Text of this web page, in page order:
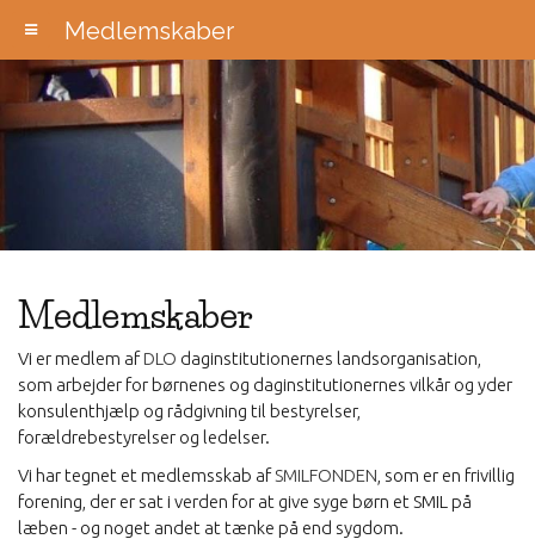
Medlemskaber
Medlemskaber
Vi er medlem afDLO daginstitutionernes landsorganisation,
som arbejder for børnenes og daginstitutionernes vilkår og yder
konsulenthjælp og rådgivning til bestyrelser,
forældrebestyrelser og ledelser.
Vi har tegnet et medlemsskab afSMILFONDEN , som er en frivillig
forening, der er sat i verden for at give syge børn et SMIL på
læben - og noget andet at tænke på end sygdom.